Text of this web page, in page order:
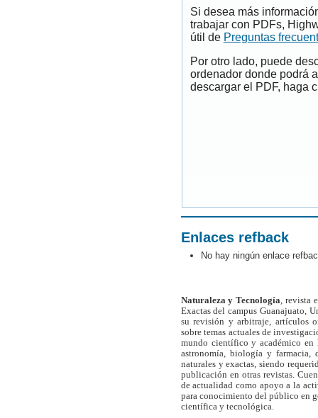
Si desea más
trabajar con PDFs,
útil de Preguntas
Por otro lado, puede
ordenador donde podrá
descargar el PDF, haga
Enlaces refback
No hay ningún enlace
Naturaleza y Tecnología, revista
Exactas del campus Guanajuato,
su revisión y arbitraje, artículos
sobre temas actuales de
mundo científico y académico en
astronomía, biología y farmacia,
naturales y exactas, siendo
publicación en otras revistas.
de actualidad como apoyo a la
para conocimiento del público en
científica y tecnológica.